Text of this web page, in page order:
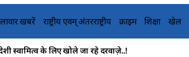
खबरें राष्ट्रीय एवम् अंतरराष्ट्रीय क्राइम शिक्षा खेल
स्वामित्व के लिए खोले जा रहे दरवाज़े..!